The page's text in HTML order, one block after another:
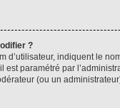
?
d’utilisateur, indiquent le
est paramétré par
(ou un